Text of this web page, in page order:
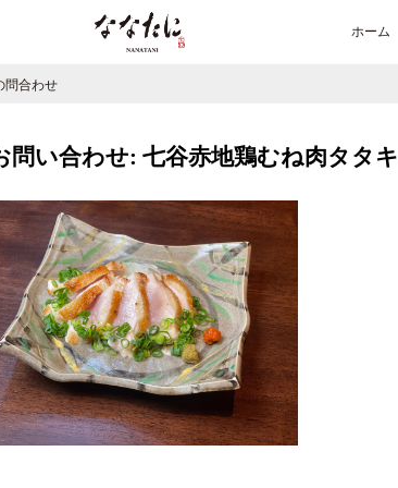
ホーム
問合わせ
問い合わせ: 七谷赤地鶏むね肉タタキ